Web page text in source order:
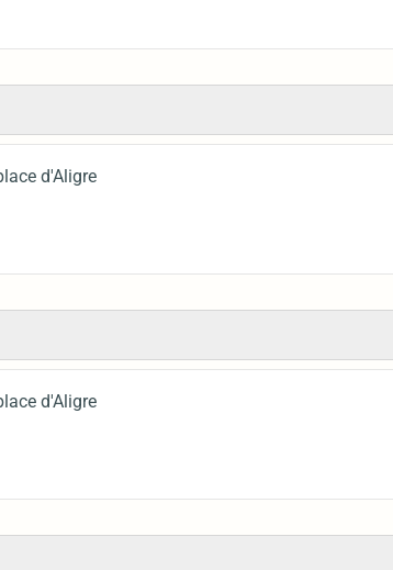
d'Aligre
d'Aligre